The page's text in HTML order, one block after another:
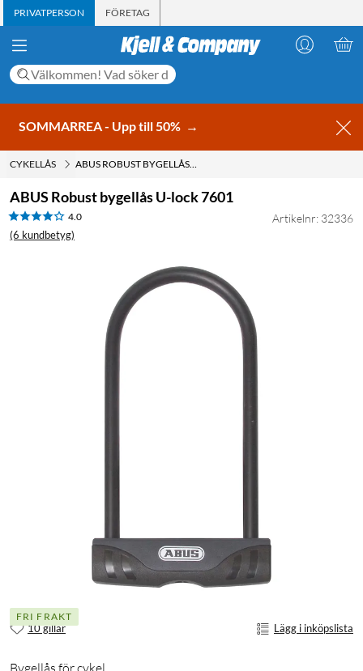
PRIVATPERSON FÖRETAG
SOMMARREA - Upp till 50% →
CYKELLÅS ABUS ROBUST BYGELLÅS U-LOCK 7601
ABUS Robust bygellås U-lock 7601
4.0
(6 kundbetyg)
Artikelnr: 32336
FRI FRAKT
10 gillar Lägg i inköpslista
Bygellås för cykel